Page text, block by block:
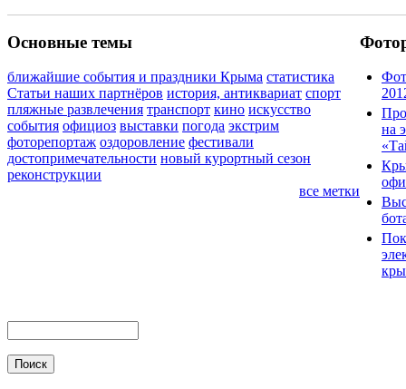
Основные темы
ближайшие события и праздники Крыма статистика
Статьи наших партнёров история, антиквариат спорт
пляжные развлечения транспорт кино искусство
события официоз выставки погода экстрим
фоторепортаж оздоровление фестивали
достопримечательности новый курортный сезон
реконструкции
все метки
на